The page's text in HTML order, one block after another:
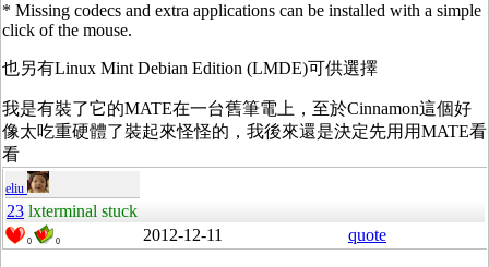
* Missing codecs and extra applications can be installed with a simple
click of the mouse.
也另有Linux Mint Debian Edition (LMDE)可供選擇
我是有裝了它的MATE在一台舊筆電上，至於Cinnamon這個好
像太吃重硬體了裝起來怪怪的，我後來還是決定先用用MATE看
看
eliu
23 lxterminal stuck
0 0 2012-12-11 quote